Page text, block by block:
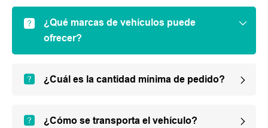
¿Qué marcas de vehículos puede
ofrecer?
¿Cuál es la cantidad mínima de pedido?
¿Cómo se transporta el vehículo?